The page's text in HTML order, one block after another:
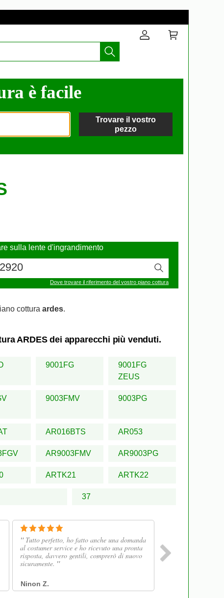
è facile
Trovare il vostro
pezzo
sulla lente d'ingrandimento
Dove trovare il riferimento del vostro piano cottura
cottura ardes.
ARDES dei apparecchi più venduti.
9001FG
9001FG
ZEUS
9003FMV 9003PG
AR016BTS AR053
AR9003FMV AR9003PG
ARTK21 ARTK22
37